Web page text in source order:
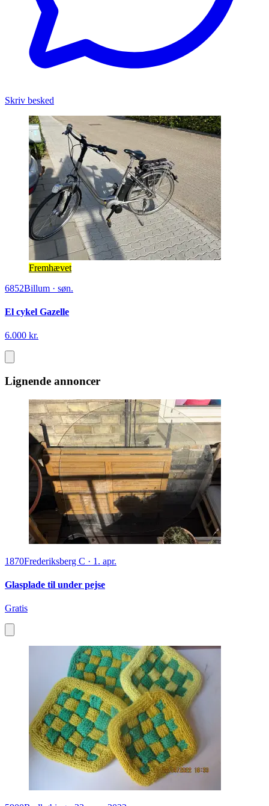
Skriv besked
Fremhævet
6852Billum · søn.
El cykel Gazelle
6.000 kr.
Lignende annoncer
1870Frederiksberg C · 1. apr.
Glasplade til under pejse
Gratis